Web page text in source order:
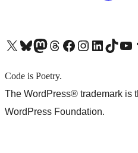
X (旧 Twitter) アカウントへBluesky アカウントへMastodon アカウントへThreads アカウントへ Facebook ページへInstagram アカウントへ LinkedIn アカウントへTikTok アカウントへYouTube チャンネルへ
Code is Poetry.
The WordPress® trademark is
WordPress Foundation.